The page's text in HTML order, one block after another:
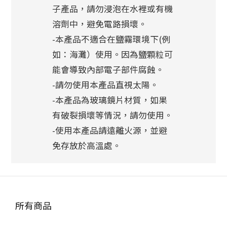
子產品，請勿浸泡在水裡或有機
溶劑中，避免電路損壞。
-本產品不適合在鹽霧環境下(例
如：海灘）使用。因為鹽顆粒可
能會導致內部電子部件腐蝕。
-請勿使用本產品直視太陽。
-本產品為玻璃鏡片材質，如果
有破裂損壞等情況，請勿使用。
-使用本產品請遠離火源，並避
免存放於高溫處。
所有商品